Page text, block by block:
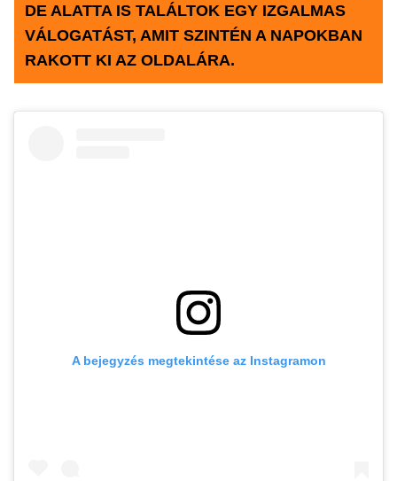
DE ALATTA IS TALÁLTOK EGY IZGALMAS
VÁLOGATÁST, AMIT SZINTÉN A NAPOKBAN
RAKOTT KI AZ OLDALÁRA.
A bejegyzés megtekintése az Instagramon